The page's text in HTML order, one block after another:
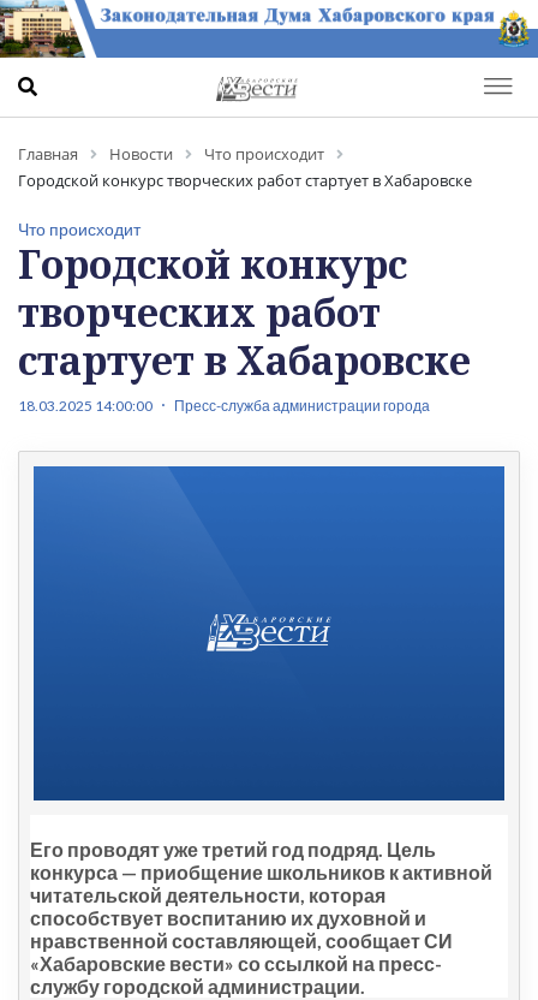
Главная Новости
Что происходит
Городской конкурс творческих работ стартует в Хабаровске
Что происходит
Городской конкурс
творческих работ
стартует в Хабаровске
18.03.2025 14:00:00 Пресс-служба администрации города
Его проводят уже третий год подряд. Цель
конкурса — приобщение школьников к активной
читательской деятельности, которая
способствует воспитанию их духовной и
нравственной составляющей, сообщает СИ
«Хабаровские вести» со ссылкой на пресс-
службу городской администрации.